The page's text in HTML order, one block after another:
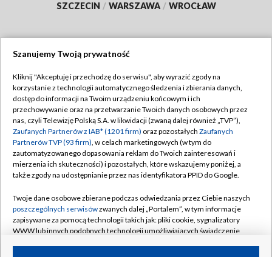
SZCZECIN / WARSZAWA / WROCŁAW
TVP
Abonament TVP
Emisja w TVP
Centrum informacji TVP
Naziemna Telewizja Cyfrowa
Rada Programowa
System NOS
Informacje o nadawcy
Regulamin TVP
Polityka prywatności
Moje zgody
Pomoc
Kontakt
Kanały
Szanujemy Twoją prywatność
Kliknij "Akceptuję i przechodzę do serwisu", aby wyrazić zgody na
korzystanie z technologii automatycznego śledzenia i zbierania danych,
dostęp do informacji na Twoim urządzeniu końcowym i ich
przechowywanie oraz na przetwarzanie Twoich danych osobowych przez
nas, czyli Telewizję Polską S.A. w likwidacji (zwaną dalej również „TVP”),
Zaufanych Partnerów z IAB* (1201 firm) oraz pozostałych Zaufanych
Partnerów TVP (93 firm), w celach marketingowych (w tym do
zautomatyzowanego dopasowania reklam do Twoich zainteresowań i
mierzenia ich skuteczności) i pozostałych, które wskazujemy poniżej, a
także zgody na udostępnianie przez nas identyfikatora PPID do Google.
Twoje dane osobowe zbierane podczas odwiedzania przez Ciebie naszych
poszczególnych serwisówzwanych dalej „Portalem”, w tym informacje
zapisywane za pomocą technologii takich jak: pliki cookie, sygnalizatory
WWW lub innych podobnych technologii umożliwiających świadczenie